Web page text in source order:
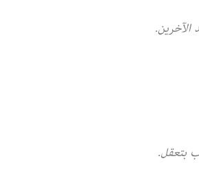
بتعقل.